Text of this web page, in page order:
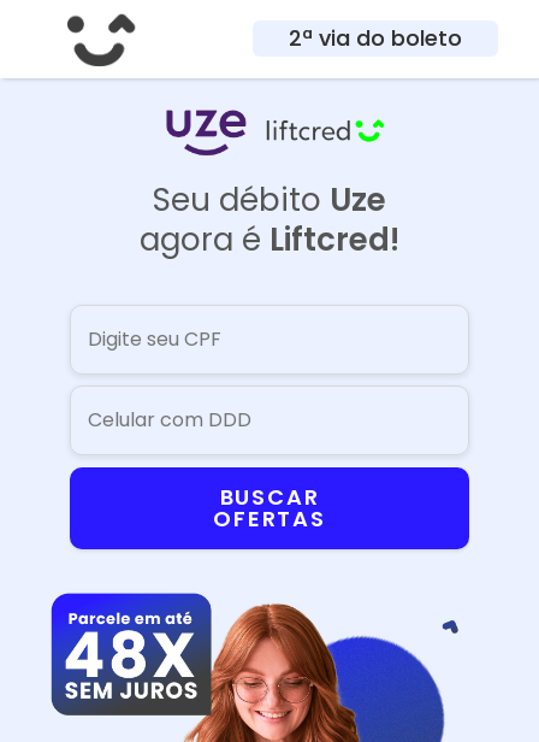
2ª via do boleto
Seu débito Uze
agora é Liftcred!
BUSCAR
OFERTAS